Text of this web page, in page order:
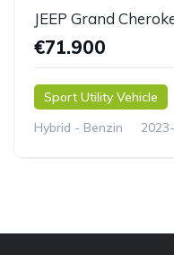
€71.900
Sport Utility Vehicle
Hybrid - Benzin